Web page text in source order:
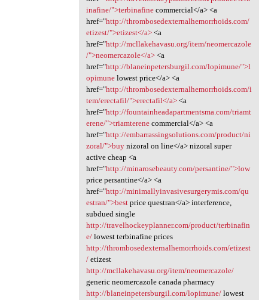
inafine/">terbinafinecommercial</a> <a
href="http://thrombosedexternalhemorrhoids.com/
etizest/">etizest</a><a
href="http://mcllakehavasu.org/item/neomercazole
/">neomercazole</a><a
href="http://blaneinpetersburgil.com/lopimune/">l
opimunelowest price</a> <a
href="http://thrombosedexternalhemorrhoids.com/i
tem/erectafil/">erectafil</a><a
href="http://fountainheadapartmentsma.com/triamt
erene/">triamterenecommercial</a> <a
href="http://embarrassingsolutions.com/product/ni
zoral/">buynizoral on line</a> nizoral super
active cheap <a
href="http://minarosebeauty.com/persantine/">low
price persantine</a> <a
href="http://minimallyinvasivesurgerymis.com/qu
estran/">bestprice questran</a> interference,
subdued single
http://travelhockeyplanner.com/product/terbinafin
e/lowest terbinafine prices
http://thrombosedexternalhemorrhoids.com/etizest
/etizest
http://mcllakehavasu.org/item/neomercazole/
generic neomercazole canada pharmacy
http://blaneinpetersburgil.com/lopimune/lowest